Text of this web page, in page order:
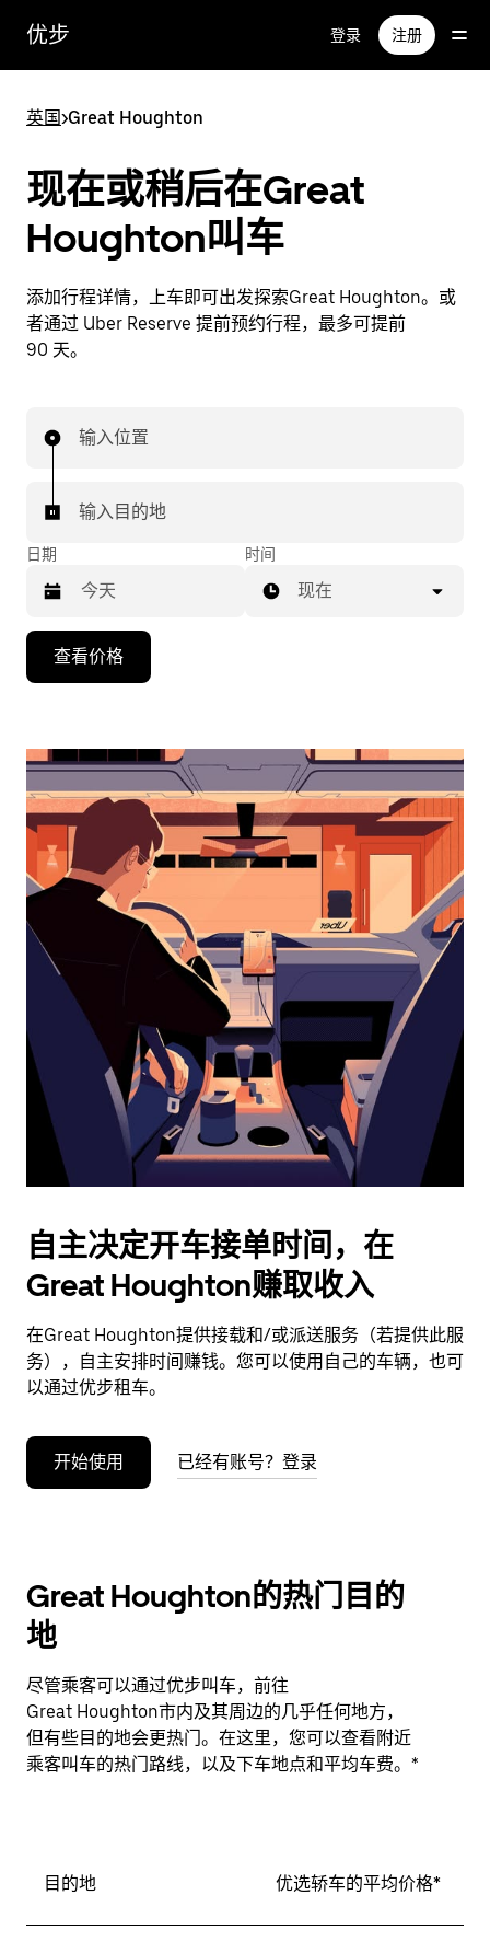
优步 登录 注册
英国>Great Houghton
现在或稍后在Great
Houghton叫车
添加行程详情，上车即可出发探索Great Houghton。或
者通过 Uber Reserve 提前预约行程，最多可提前
90 天。
输入位置
输入目的地
日期
向
头
浏
日
并
期。
按
退
闭
日
历。
时间
现在
查看价格
自主决定开车接单时间，在
Great Houghton赚取收入
在Great Houghton提供接载和/或派送服务（若提供此服
务），自主安排时间赚钱。您可以使用自己的车辆，也可
以通过优步租车。
开始使用 已经有账号？登录
Great Houghton的热门目的
地
尽管乘客可以通过优步叫车，前往
Great Houghton市内及其周边的几乎任何地方，
但有些目的地会更热门。在这里，您可以查看附近
乘客叫车的热门路线，以及下车地点和平均车费。*
目的地 优选轿车的平均价格*